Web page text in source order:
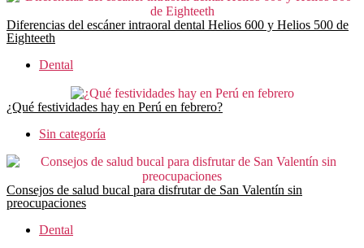
Diferencias del escáner intraoral dental Helios 600 y Helios 500 de
Eighteeth
Dental
¿Qué festividades hay en Perú en febrero?
Sin categoría
Consejos de salud bucal para disfrutar de San Valentín sin
preocupaciones
Dental